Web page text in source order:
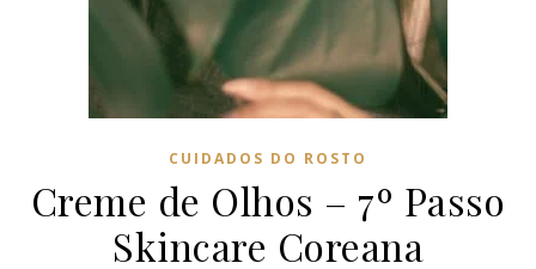
CUIDADOS DO ROSTO
Creme de Olhos – 7º Passo
Skincare Coreana